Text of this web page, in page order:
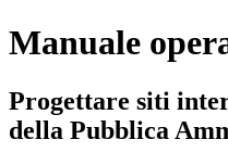
Manuale
Progettare siti
della Pubblica